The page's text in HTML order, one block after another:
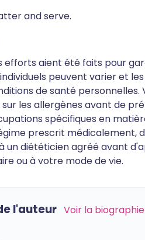
and serve.
efforts aient été faits pour
peuvent varier et
de santé
les allergènes avant de
spécifiques en
prescrit médicalement,
un diététicien agréé avant
ou à votre mode de vie.
l'auteur Voir la